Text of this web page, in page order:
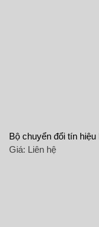
Bộ chuyển đổi tín
Giá: Liên hệ